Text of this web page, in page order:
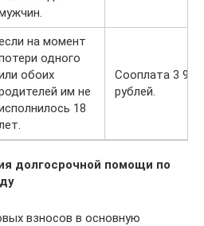
на момент
одного
обоих
им не
18
Сооплата 3 935
рублей.
долгосрочной помощи по
взносов в основную